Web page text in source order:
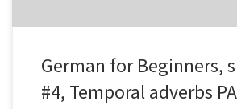
German for Beginners,
#4, Temporal adverbs